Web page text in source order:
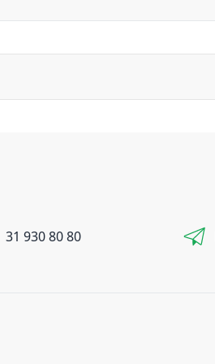
31 930 80 80